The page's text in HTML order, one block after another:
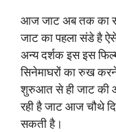
आज जाट अब तक का
जाट का पहला संडे है
अन्य दर्शक इस इस
सिनेमाघरों का रुख
शुरुआत से ही जाट की
रही है जाट आज चौथे
सकती है।